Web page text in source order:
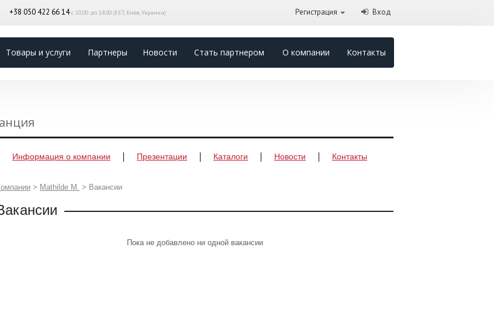
+38 050 422 66 14с 10.00 до 18.00 (EET, Киев, Украина) Регистрация Вход
Товары и услуги Партнеры Новости Стать партнером О компании Контакты
Информация о компании Презентации Каталоги Новости Контакты
> Mathilde M. > Вакансии
Пока не добавлено ни одной вакансии